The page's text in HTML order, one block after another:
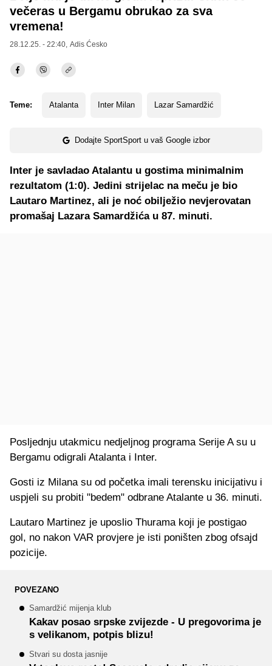
večeras u Bergamu obrukao za sva
vremena!
28.12.25. - 22:40, Adis Ćesko
Teme: Atalanta Inter Milan Lazar Samardžić
Dodajte SportSport u vaš Google izbor
Inter je savladao Atalantu u gostima minimalnim
rezultatom (1:0). Jedini strijelac na meču je bio
Lautaro Martinez, ali je noć obilježio nevjerovatan
promašaj Lazara Samardžića u 87. minuti.
Posljednju utakmicu nedjeljnog programa Serije A su u
Bergamu odigrali Atalanta i Inter.
Gosti iz Milana su od početka imali terensku inicijativu i
uspjeli su probiti "bedem" odbrane Atalante u 36. minuti.
Lautaro Martinez je uposlio Thurama koji je postigao
gol, no nakon VAR provjere je isti poništen zbog ofsajd
pozicije.
POVEZANO
Samardžić mijenja klub
Kakav posao srpske zvijezde - U pregovorima je
s velikanom, potpis blizu!
Stvari su dosta jasnije